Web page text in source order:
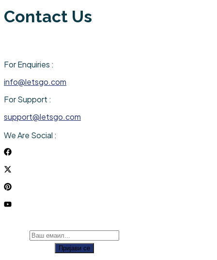
Contact Us
For Enquiries :
info@letsgo.com
For Support :
support@letsgo.com
We Are Social :
Пријави се